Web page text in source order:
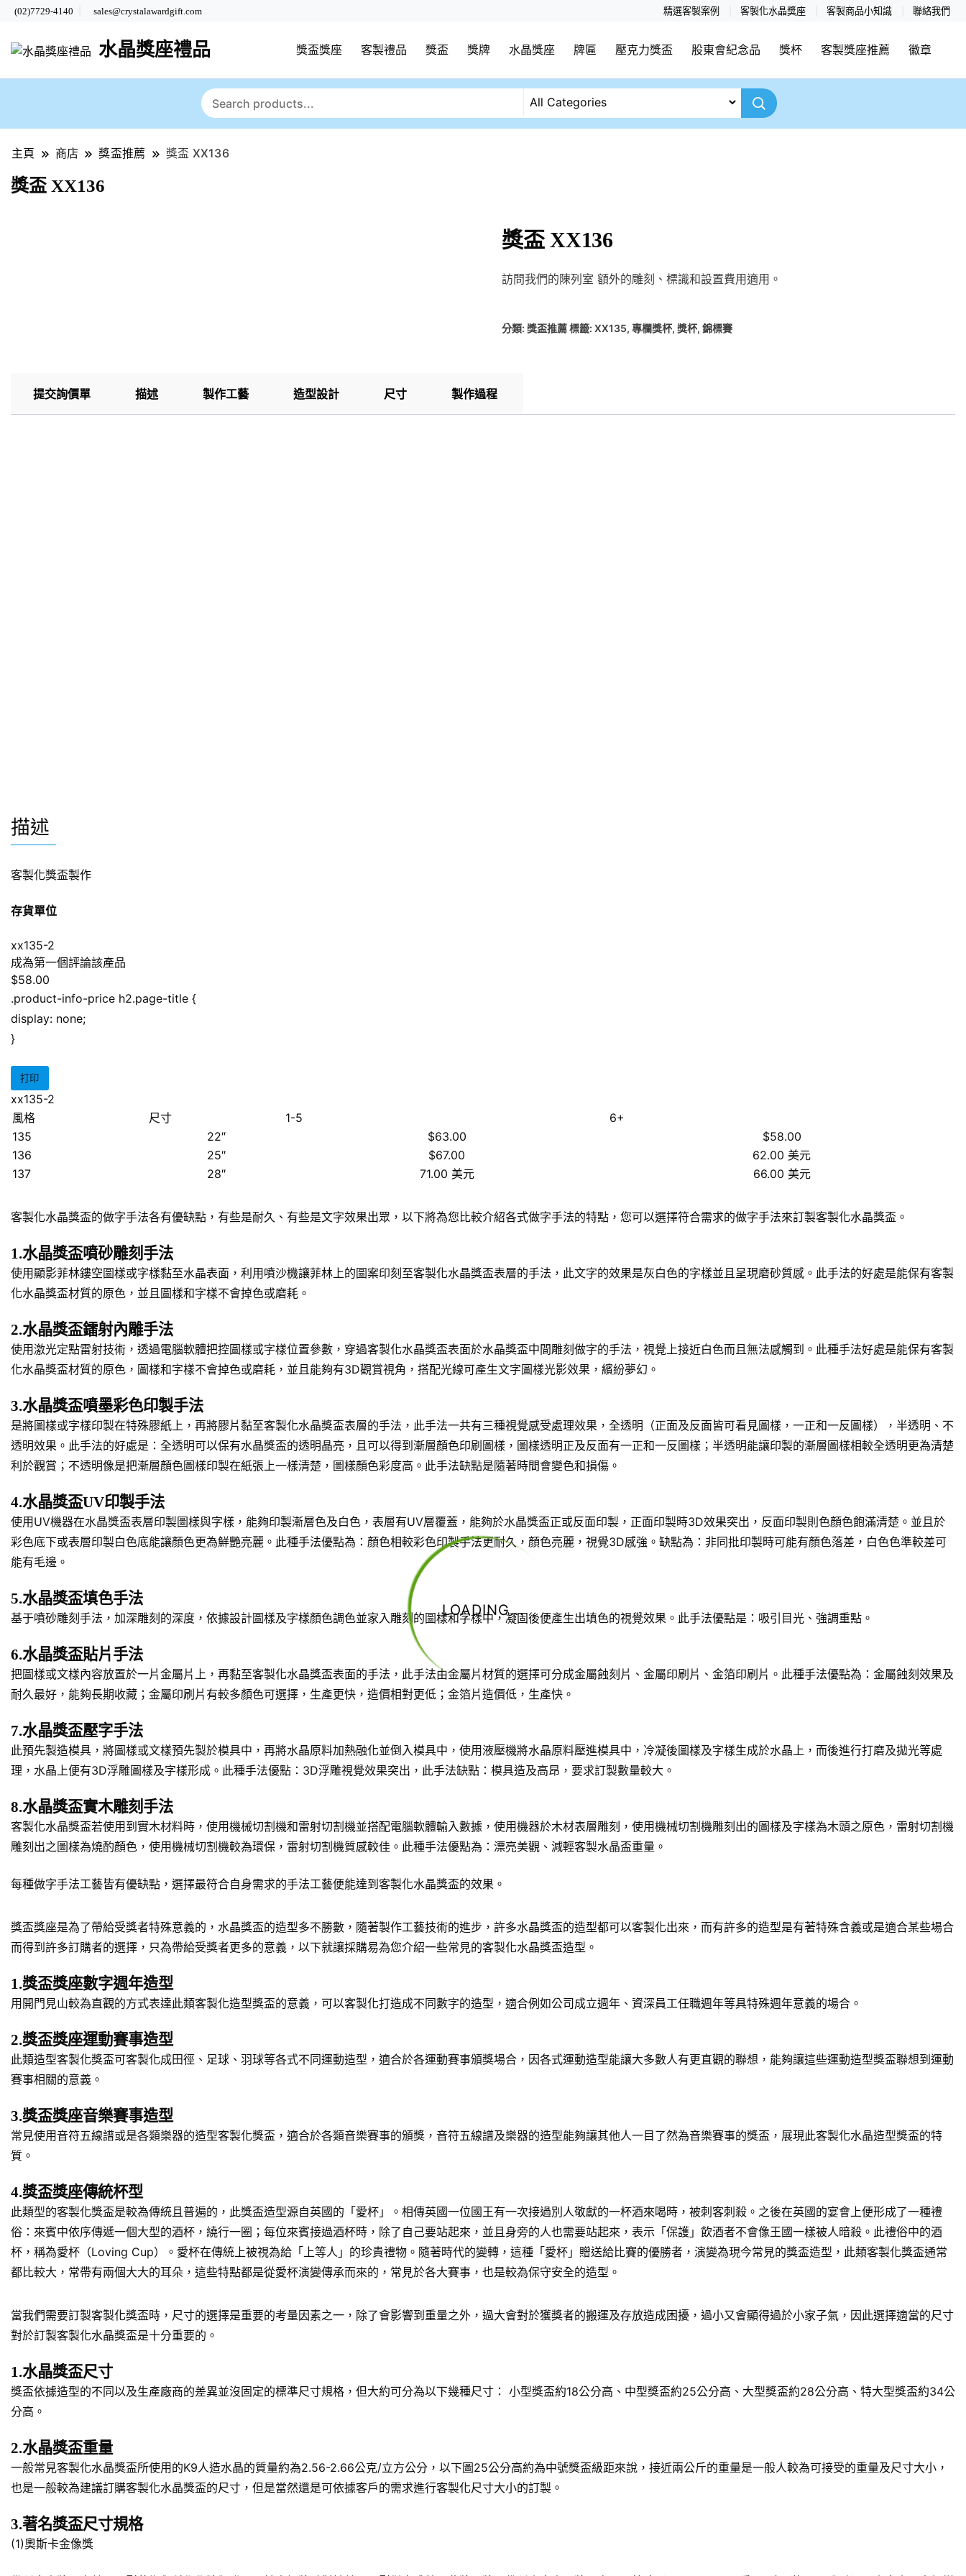
(02)7729-4140 sales@crystalawardgift.com 精選客製案例 客製化水晶獎座 客製商品小知識 聯絡我們
水晶獎座禮品 獎盃獎座 客製禮品 獎盃 獎牌 水晶獎座 牌匾 壓克力獎盃 股東會紀念品 獎杯 客製獎座推薦 徽章
主頁 商店 獎盃推薦 獎盃 XX136
獎盃 XX136
LOADING...
獎盃 XX136
訪問我們的陳列室 額外的雕刻、標識和設置費用適用。
分類:獎盃推薦標籤:XX135,專欄獎杯,獎杯,錦標賽
提交詢價單 描述 製作工藝 造型設計 尺寸 製作過程
描述
客製化獎盃製作
存貨單位
xx135-2
成為第一個評論該產品
$58.00
.product-info-price h2.page-title {
display: none;
}
打印
xx135-2
風格
尺寸 1-5
6+
135
22″ $63.00
$58.00
136
25″ $67.00
62.00 美元
137
28″ 71.00 美元 66.00 美元
客製化水晶獎盃的做字手法各有優缺點，有些是耐久、有些是文字效果出眾，以下將為您比較介紹各式做字手法的特點，您可以選擇符合需求的做字手法來訂製客製化水晶獎盃。
1.水晶獎盃噴砂雕刻手法
使用顯影菲林鏤空圖樣或字樣黏至水晶表面，利用噴沙機讓菲林上的圖案印刻至客製化水晶獎盃表層的手法，此文字的效果是灰白色的字樣並且呈現磨砂質感。此手法的好處是能保有客製
化水晶獎盃材質的原色，並且圖樣和字樣不會掉色或磨耗。
2.水晶獎盃鐳射內雕手法
使用激光定點雷射技術，透過電腦軟體把控圖樣或字樣位置參數，穿過客製化水晶獎盃表面於水晶獎盃中間雕刻做字的手法，視覺上接近白色而且無法感觸到。此種手法好處是能保有客製
化水晶獎盃材質的原色，圖樣和字樣不會掉色或磨耗，並且能夠有3D觀賞視角，搭配光線可產生文字圖樣光影效果，繽紛夢幻。
3.水晶獎盃噴墨彩色印製手法
是將圖樣或字樣印製在特殊膠紙上，再將膠片黏至客製化水晶獎盃表層的手法，此手法一共有三種視覺感受處理效果，全透明（正面及反面皆可看見圖樣，一正和一反圖樣），半透明、不
透明效果。此手法的好處是：全透明可以保有水晶獎盃的透明晶亮，且可以得到漸層顏色印刷圖樣，圖樣透明正及反面有一正和一反圖樣；半透明能讓印製的漸層圖樣相較全透明更為清楚
利於觀賞；不透明像是把漸層顏色圖樣印製在紙張上一樣清楚，圖樣顏色彩度高。此手法缺點是隨著時間會變色和損傷。
4.水晶獎盃UV印製手法
使用UV機器在水晶獎盃表層印製圖樣與字樣，能夠印製漸層色及白色，表層有UV層覆蓋，能夠於水晶獎盃正或反面印製，正面印製時3D效果突出，反面印製則色顏色飽滿清楚。並且於
彩色底下或表層印製白色底能讓顏色更為鮮艷亮麗。此種手法優點為：顏色相較彩色印製手法更耐久，顏色亮麗，視覺3D感強。缺點為：非同批印製時可能有顏色落差，白色色準較差可
能有毛邊。
5.水晶獎盃填色手法
基于噴砂雕刻手法，加深雕刻的深度，依據設計圖樣及字樣顏色調色並家入雕刻的圖樣和字樣中，凝固後便產生出填色的視覺效果。此手法優點是：吸引目光、強調重點。
6.水晶獎盃貼片手法
把圖樣或文樣內容放置於一片金屬片上，再黏至客製化水晶獎盃表面的手法，此手法由金屬片材質的選擇可分成金屬蝕刻片、金屬印刷片、金箔印刷片。此種手法優點為：金屬蝕刻效果及
耐久最好，能夠長期收藏；金屬印刷片有較多顏色可選擇，生產更快，造價相對更低；金箔片造價低，生產快。
7.水晶獎盃壓字手法
此預先製造模具，將圖樣或文樣預先製於模具中，再將水晶原料加熱融化並倒入模具中，使用液壓機將水晶原料壓進模具中，冷凝後圖樣及字樣生成於水晶上，而後進行打磨及拋光等處
理，水晶上便有3D浮雕圖樣及字樣形成。此種手法優點：3D浮雕視覺效果突出，此手法缺點：模具造及高昂，要求訂製數量較大。
8.水晶獎盃實木雕刻手法
客製化水晶獎盃若使用到實木材料時，使用機械切割機和雷射切割機並搭配電腦軟體輸入數據，使用機器於木材表層雕刻，使用機械切割機雕刻出的圖樣及字樣為木頭之原色，雷射切割機
雕刻出之圖樣為燒酌顏色，使用機械切割機較為環保，雷射切割機質感較佳。此種手法優點為：漂亮美觀、減輕客製水晶盃重量。
每種做字手法工藝皆有優缺點，選擇最符合自身需求的手法工藝便能達到客製化水晶獎盃的效果。
獎盃獎座是為了帶給受獎者特殊意義的，水晶獎盃的造型多不勝數，隨著製作工藝技術的進步，許多水晶獎盃的造型都可以客製化出來，而有許多的造型是有著特殊含義或是適合某些場合
而得到許多訂購者的選擇，只為帶給受獎者更多的意義，以下就讓採購易為您介紹一些常見的客製化水晶獎盃造型。
1.獎盃獎座數字週年造型
用開門見山較為直觀的方式表達此類客製化造型獎盃的意義，可以客製化打造成不同數字的造型，適合例如公司成立週年、資深員工任職週年等具特殊週年意義的場合。
2.獎盃獎座運動賽事造型
此類造型客製化獎盃可客製化成田徑、足球、羽球等各式不同運動造型，適合於各運動賽事頒獎場合，因各式運動造型能讓大多數人有更直觀的聯想，能夠讓這些運動造型獎盃聯想到運動
賽事相關的意義。
3.獎盃獎座音樂賽事造型
常見使用音符五線譜或是各類樂器的造型客製化獎盃，適合於各類音樂賽事的頒獎，音符五線譜及樂器的造型能夠讓其他人一目了然為音樂賽事的獎盃，展現此客製化水晶造型獎盃的特
質。
4.獎盃獎座傳統杯型
此類型的客製化獎盃是較為傳統且普遍的，此獎盃造型源自英國的「愛杯」。相傳英國一位國王有一次接過別人敬獻的一杯酒來喝時，被刺客刺殺。之後在英國的宴會上便形成了一種禮
俗：來賓中依序傳遞一個大型的酒杯，繞行一圈；每位來賓接過酒杯時，除了自己要站起來，並且身旁的人也需要站起來，表示「保護」飲酒者不會像王國一樣被人暗殺。此禮俗中的酒
杯，稱為愛杯（Loving Cup）。愛杯在傳統上被視為給「上等人」的珍貴禮物。隨著時代的變轉，這種「愛杯」贈送給比賽的優勝者，演變為現今常見的獎盃造型，此類客製化獎盃通常
都比較大，常帶有兩個大大的耳朵，這些特點都是從愛杯演變傳承而來的，常見於各大賽事，也是較為保守安全的造型。
當我們需要訂製客製化獎盃時，尺寸的選擇是重要的考量因素之一，除了會影響到重量之外，過大會對於獲獎者的搬運及存放造成困擾，過小又會顯得過於小家子氣，因此選擇適當的尺寸
對於訂製客製化水晶獎盃是十分重要的。
1.水晶獎盃尺寸
獎盃依據造型的不同以及生產廠商的差異並沒固定的標準尺寸規格，但大約可分為以下幾種尺寸： 小型獎盃約18公分高、中型獎盃約25公分高、大型獎盃約28公分高、特大型獎盃約34公
分高。
2.水晶獎盃重量
一般常見客製化水晶獎盃所使用的K9人造水晶的質量約為2.56-2.66公克/立方公分，以下圖25公分高約為中號獎盃級距來說，接近兩公斤的重量是一般人較為可接受的重量及尺寸大小，
也是一般較為建議訂購客製化水晶獎盃的尺寸，但是當然還是可依據客戶的需求進行客製化尺寸大小的訂製。
3.著名獎盃尺寸規格
(1)奧斯卡金像獎